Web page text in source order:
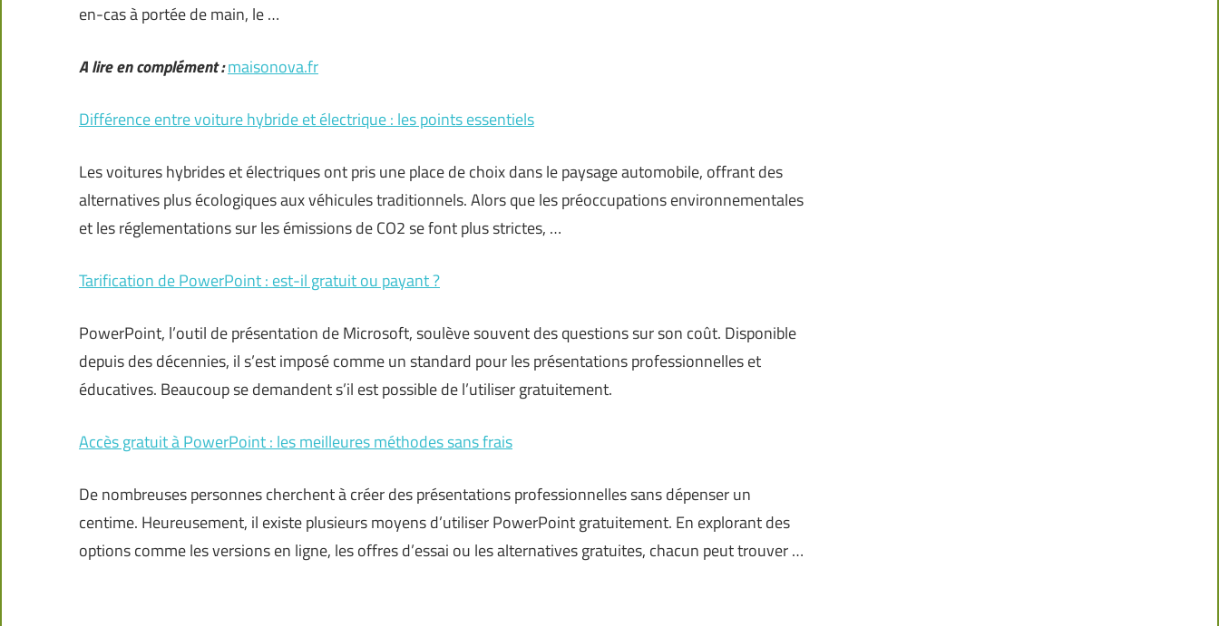
en-cas à portée de main, le …
A lire en complément :maisonova.fr
Différence entre voiture hybride et électrique : les points essentiels
Les voitures hybrides et électriques ont pris une place de choix dans le paysage automobile, offrant des
alternatives plus écologiques aux véhicules traditionnels. Alors que les préoccupations environnementales
et les réglementations sur les émissions de CO2 se font plus strictes, …
Tarification de PowerPoint : est-il gratuit ou payant ?
PowerPoint, l’outil de présentation de Microsoft, soulève souvent des questions sur son coût. Disponible
depuis des décennies, il s’est imposé comme un standard pour les présentations professionnelles et
éducatives. Beaucoup se demandent s’il est possible de l’utiliser gratuitement.
Accès gratuit à PowerPoint : les meilleures méthodes sans frais
De nombreuses personnes cherchent à créer des présentations professionnelles sans dépenser un
centime. Heureusement, il existe plusieurs moyens d’utiliser PowerPoint gratuitement. En explorant des
options comme les versions en ligne, les offres d’essai ou les alternatives gratuites, chacun peut trouver …